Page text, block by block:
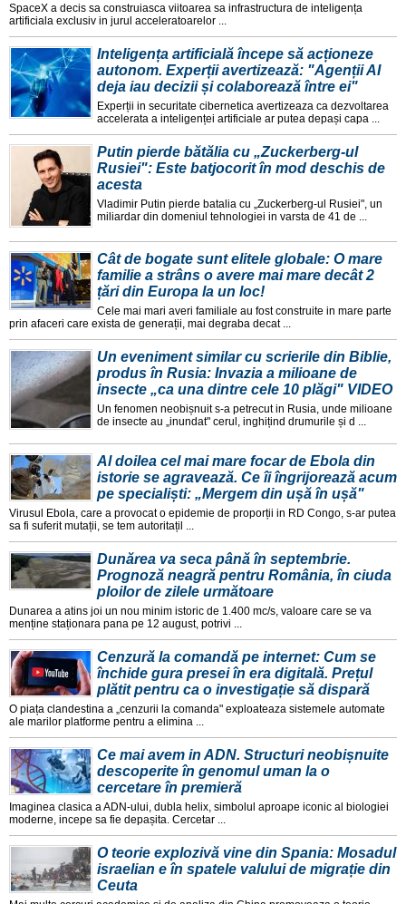
SpaceX a decis sa construiasca viitoarea sa infrastructura de inteligența
artificiala exclusiv in jurul acceleratoarelor ...
Inteligența artificială începe să acționeze
autonom. Experții avertizează: "Agenții AI
deja iau decizii și colaborează între ei"
Experții in securitate cibernetica avertizeaza ca dezvoltarea
accelerata a inteligenței artificiale ar putea depași capa ...
Putin pierde bătălia cu „Zuckerberg-ul
Rusiei": Este batjocorit în mod deschis de
acesta
Vladimir Putin pierde batalia cu „Zuckerberg-ul Rusiei", un
miliardar din domeniul tehnologiei in varsta de 41 de ...
Cât de bogate sunt elitele globale: O mare
familie a strâns o avere mai mare decât 2
țări din Europa la un loc!
Cele mai mari averi familiale au fost construite in mare parte
prin afaceri care exista de generații, mai degraba decat ...
Un eveniment similar cu scrierile din Biblie,
produs în Rusia: Invazia a milioane de
insecte „ca una dintre cele 10 plăgi" VIDEO
Un fenomen neobișnuit s-a petrecut in Rusia, unde milioane
de insecte au „inundat" cerul, inghițind drumurile și d ...
Al doilea cel mai mare focar de Ebola din
istorie se agravează. Ce îi îngrijorează acum
pe specialiști: „Mergem din ușă în ușă"
Virusul Ebola, care a provocat o epidemie de proporții in RD Congo, s-ar putea
sa fi suferit mutații, se tem autoritațil ...
Dunărea va seca până în septembrie.
Prognoză neagră pentru România, în ciuda
ploilor de zilele următoare
Dunarea a atins joi un nou minim istoric de 1.400 mc/s, valoare care se va
menține staționara pana pe 12 august, potrivi ...
Cenzură la comandă pe internet: Cum se
închide gura presei în era digitală. Prețul
plătit pentru ca o investigație să dispară
O piața clandestina a „cenzurii la comanda" exploateaza sistemele automate
ale marilor platforme pentru a elimina ...
Ce mai avem in ADN. Structuri neobișnuite
descoperite în genomul uman la o
cercetare în premieră
Imaginea clasica a ADN-ului, dubla helix, simbolul aproape iconic al biologiei
moderne, incepe sa fie depașita. Cercetar ...
O teorie explozivă vine din Spania: Mosadul
israelian e în spatele valului de migrație din
Ceuta